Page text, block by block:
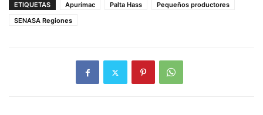
ETIQUETAS Apurímac Palta Hass
Pequeños productores
SENASA Regiones